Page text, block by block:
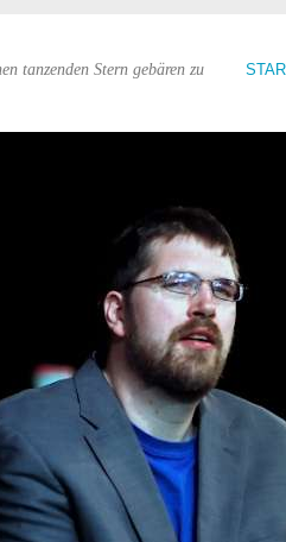
tanzenden Stern gebären zu